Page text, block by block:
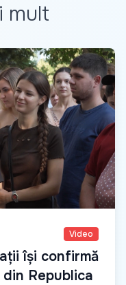
mult
Video
își confirmă
Republica